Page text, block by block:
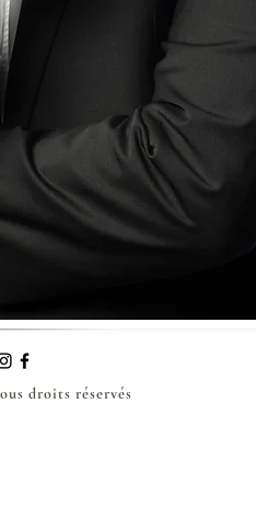
droits réservés